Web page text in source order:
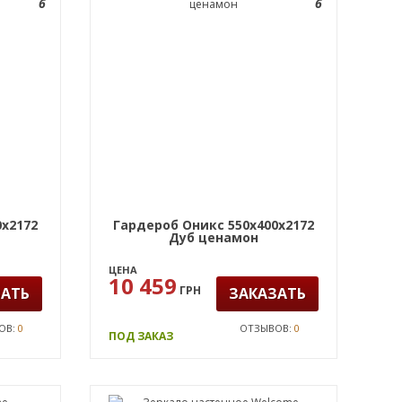
0
Гардероб Оникс 550х400х2172
Дуб ценамон
ЦЕНА
10 459 ГРН ЗАКАЗАТЬ
ПОД ЗАКАЗ
ОТЗЫВОВ:0